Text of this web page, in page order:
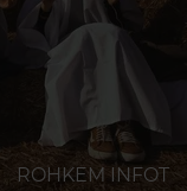
ROHKEM INFOT